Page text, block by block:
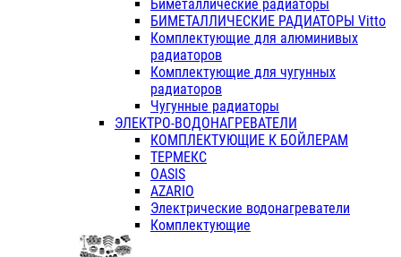
Биметаллические радиаторы
БИМЕТАЛЛИЧЕСКИЕ РАДИАТОРЫ Vitto
Комплектующие для алюминивых
радиаторов
Комплектующие для чугунных
радиаторов
Чугунные радиаторы
ЭЛЕКТРО-ВОДОНАГРЕВАТЕЛИ
КОМПЛЕКТУЮЩИЕ К БОЙЛЕРАМ
ТЕРМЕКС
OASIS
AZARIO
Электрические водонагреватели
Комплектующие